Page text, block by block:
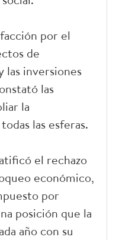
por el
de
las inversiones
las
la
las esferas.
el rechazo
económico,
por
posición que la
año con su